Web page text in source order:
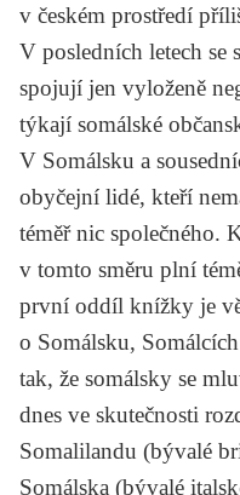
v českém prostředí
V posledních letech se
spojují jen vyloženě
týkají somálské
V Somálsku a
obyčejní lidé, kteří
téměř nic společného.
v tomto směru plní
první oddíl knížky je
o Somálsku,
tak, že somálsky se
dnes ve skutečnosti
Somalilandu (bývalé
Somálska (bývalé